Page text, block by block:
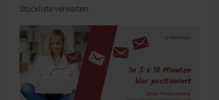
Stückliste verwalten.